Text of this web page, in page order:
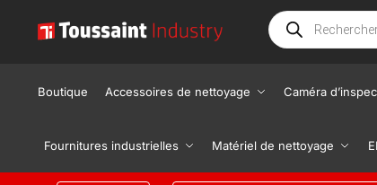
Boutique Accessoires de nettoyage Caméra
Fournitures industrielles Matériel de nettoyage